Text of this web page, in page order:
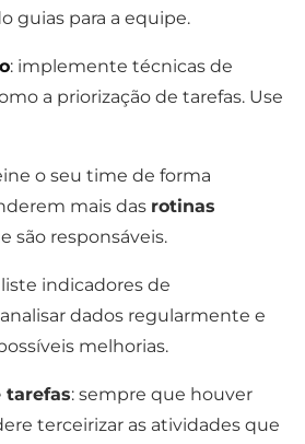
guias para a equipe.
: implemente técnicas de
a priorização de tarefas. Use
o seu time de forma
mais das rotinas
são responsáveis.
liste indicadores de
dados regularmente e
melhorias.
tarefas: sempre que houver
terceirizar as atividades que